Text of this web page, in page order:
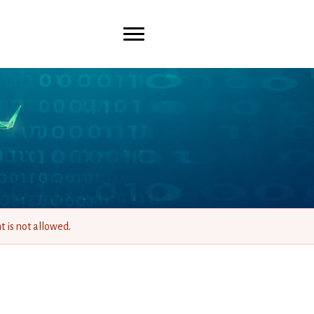
is not allowed.